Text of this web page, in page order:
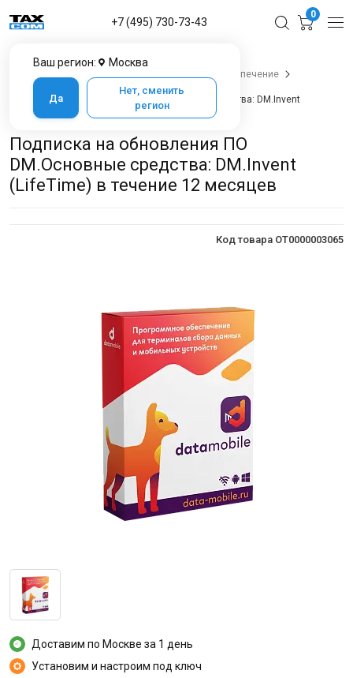
Ваш регион: Москва
Да
Нет, сменить
регион
+7 (495) 730-73-43
0
Программное обеспечение
Data Mobile
Подписка на обновления ПО DM.Основные средства: DM.Invent
(LifeTime) в течение 12 месяцев
Подписка на обновления ПО
DM.Основные средства: DM.Invent
(LifeTime) в течение 12 месяцев
Код товара OT0000003065
Доставим по Москве за 1 день
Установим и настроим под ключ